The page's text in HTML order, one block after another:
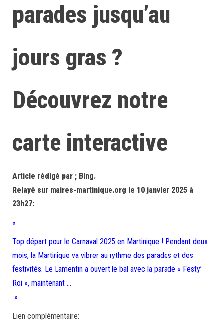
parades jusqu’au
jours gras ?
Découvrez notre
carte interactive
Article rédigé par ; Bing.
Relayé sur maires-martinique.org le 10 janvier 2025 à
23h27:
«
Top départ pour le Carnaval 2025 en Martinique ! Pendant deux
mois, la Martinique va vibrer au rythme des parades et des
festivités. Le Lamentin a ouvert le bal avec la parade « Festy’
Roi », maintenant …
»
Lien complémentaire: